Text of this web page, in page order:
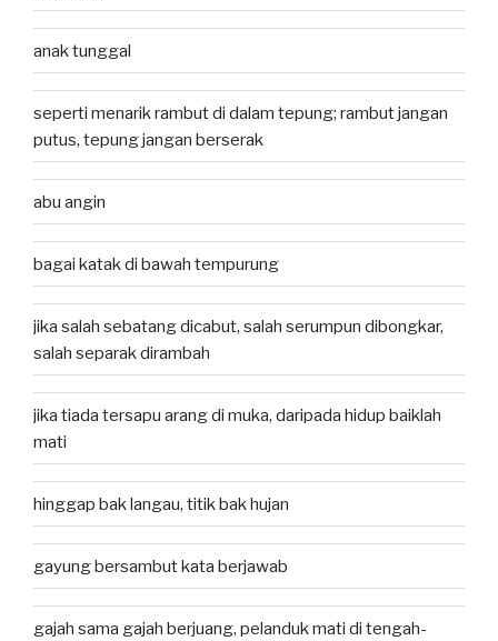
anak tunggal
seperti menarik rambut di dalam tepung; rambut jangan
putus, tepung jangan berserak
abu angin
bagai katak di bawah tempurung
jika salah sebatang dicabut, salah serumpun dibongkar,
salah separak dirambah
jika tiada tersapu arang di muka, daripada hidup baiklah
mati
hinggap bak langau, titik bak hujan
gayung bersambut kata berjawab
gajah sama gajah berjuang, pelanduk mati di tengah-